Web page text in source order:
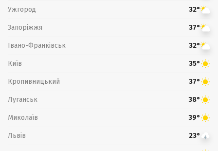
Ужгород 32°
Запоріжжя 37°
Івано-Франківськ 32°
Київ 35°
Кропивницький 37°
Луганськ 38°
Миколаїв 39°
Львів 23°